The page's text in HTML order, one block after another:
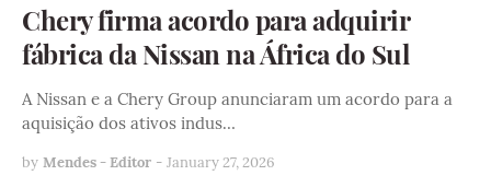
Chery firma acordo para adquirir
fábrica da Nissan na África do Sul
A Nissan e a Chery Group anunciaram um acordo para a
aquisição dos ativos indus…
by Mendes - Editor - January 27, 2026